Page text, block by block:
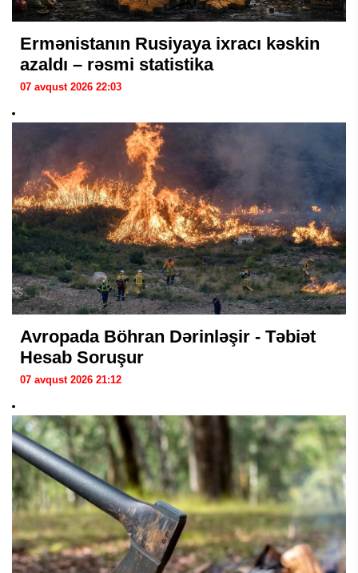
Ermənistanın Rusiyaya ixracı kəskin
azaldı – rəsmi statistika
07 avqust 2026 22:03
Avropada Böhran Dərinləşir - Təbiət
Hesab Soruşur
07 avqust 2026 21:12